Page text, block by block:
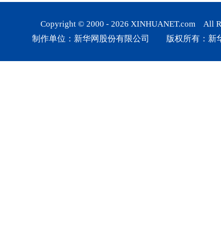
Copyright © 2000 - 2026 XINHUANET.com All
制作单位：新华网股份有限公司 版权所有：新